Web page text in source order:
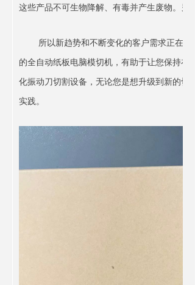
这些产品不可生物降解、有毒并产生废物。
所以新趋势和不断变化的客户需求正在
的全自动纸板电脑模切机，有助于让您保持
化振动刀切割设备，无论您是想升级到新的
实践。